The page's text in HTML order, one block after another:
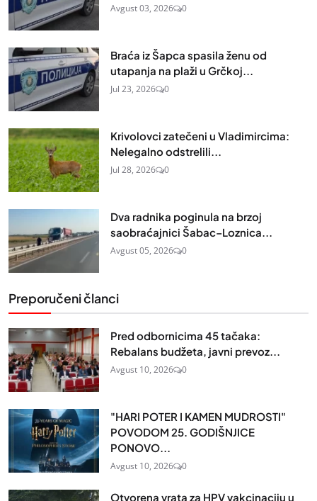
Avgust 03, 2026 0
Braća iz Šapca spasila ženu od
utapanja na plaži u Grčkoj...
Jul 23, 2026 0
Krivolovci zatečeni u Vladimircima:
Nelegalno odstrelili...
Jul 28, 2026 0
Dva radnika poginula na brzoj
saobraćajnici Šabac–Loznica...
Avgust 05, 2026 0
Preporučeni članci
Pred odbornicima 45 tačaka:
Rebalans budžeta, javni prevoz...
Avgust 10, 2026 0
"HARI POTER I KAMEN MUDROSTI"
POVODOM 25. GODIŠNJICE
PONOVO...
Avgust 10, 2026 0
Otvorena vrata za HPV vakcinaciju u